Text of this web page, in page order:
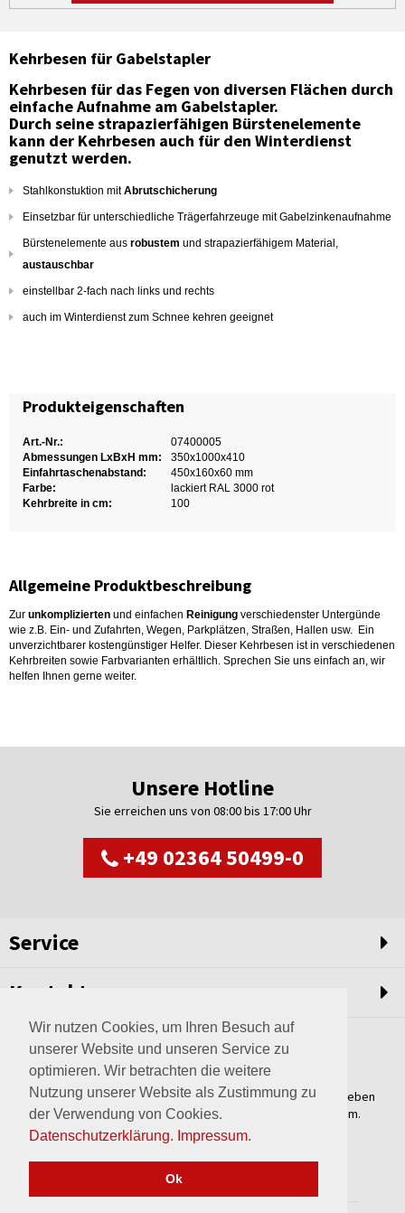
Wir nutzen Cookies, um Ihren Besuch auf
unserer Website und unseren Service zu
optimieren. Wir betrachten die weitere
Nutzung unserer Website als Zustimmung zu
der Verwendung von Cookies.
Datenschutzerklärung. Impressum.
Ok
Kehrbesen für Gabelstapler
Kehrbesen für das Fegen von diversen Flächen durch
einfache Aufnahme am Gabelstapler.
Durch seine strapazierfähigen Bürstenelemente
kann der Kehrbesen auch für den Winterdienst
genutzt werden.
Stahlkonstuktion mitAbrutschicherung
Einsetzbar für unterschiedliche Trägerfahrzeuge mit Gabelzinkenaufnahme
Bürstenelemente aus robustem und strapazierfähigem Material,
austauschbar
einstellbar 2-fach nach links und rechts
auch im Winterdienst zum Schnee kehren geeignet
Produkteigenschaften
Art.-Nr.:
07400005
Abmessungen LxBxH mm:
350x1000x410
Einfahrtaschenabstand:
450x160x60 mm
Farbe:
lackiert RAL 3000 rot
Kehrbreite in cm:
100
Allgemeine Produktbeschreibung
Zur unkomplizierten und einfachen Reinigung verschiedenster Untergünde
wie z.B. Ein- und Zufahrten, Wegen, Parkplätzen, Straßen, Hallen usw. Ein
unverzichtbarer kostengünstiger Helfer. Dieser Kehrbesen ist in verschiedenen
Kehrbreiten sowie Farbvarianten erhältlich. Sprechen Sie uns einfach an, wir
helfen Ihnen gerne weiter.
Unsere Hotline
Sie erreichen uns von 08:00 bis 17:00 Uhr
+49 02364 50499-0
Service
Kontakt
Weltweit setzen wir unsere Erfahrungswerte und unser Streben
nach innovativen Lösungen in unvergleichliche Anlagen um.
Erfahren Sie mehr über uns.